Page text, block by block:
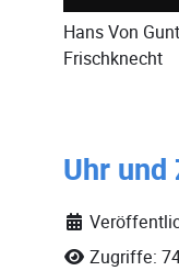
Hans Von
Frischknecht
Uhr und
Zugriffe: